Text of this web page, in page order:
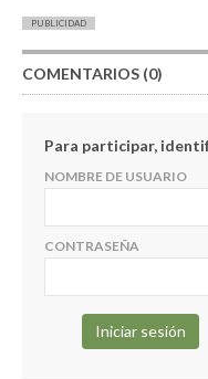
PUBLICIDAD
COMENTARIOS (0)
Para participar,
NOMBRE DE USUARIO
CONTRASEÑA